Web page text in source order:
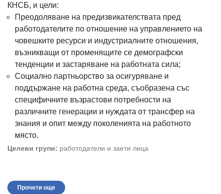
КНСБ, и цели:
Преодоляване на предизвикателствата пред
работодателите по отношение на управлението на
човешките ресурси и индустриалните отношения,
възникващи от променящите се демографски
тенденции и застаряване на работната сила;
Социално партньорство за осигуряване и
поддържане на работна среда, съобразена със
специфичните възрастови потребности на
различните генерации и нуждата от трансфер на
знания и опит между поколенията на работното
място.
Целеви групи: работодатели и заети лица
Прочети още